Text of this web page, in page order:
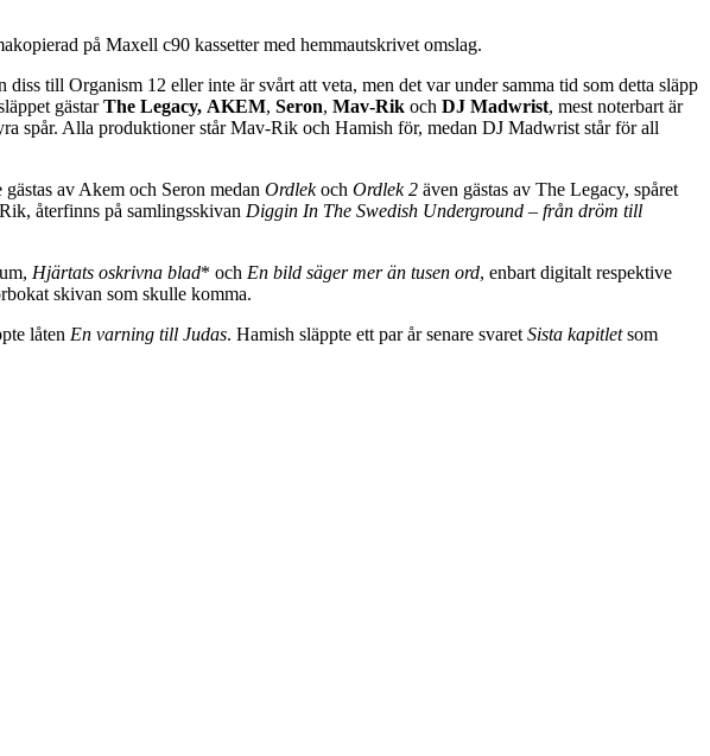
på Maxell c90 kassetter med hemmautskrivet omslag.
diss till Organism 12 eller inte är svårt att veta, men det var under samma tid som detta släpp
gästarThe Legacy, AKEM, Seron, Mav-Rik och DJ Madwrist, mest noterbart är
spår. Alla produktioner står Mav-Rik och Hamish för, medan DJ Madwrist står för all
gästas av Akem och Seron medan Ordlekoch Ordlek 2 även gästas av The Legacy, spåret
återfinns på samlingsskivan Diggin In The Swedish Underground – från dröm till
Hjärtats oskrivna blad* och En bild säger mer än tusen ord, enbart digitalt respektive
skivan som skulle komma.
låten En varning till Judas. Hamish släppte ett par år senare svaretSista kapitletsom